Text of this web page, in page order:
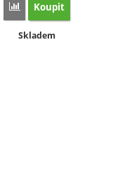
5W 4000K' k porovnání
Přidat 'LED žárovka
Koupit
Dostupnost:
Skladem